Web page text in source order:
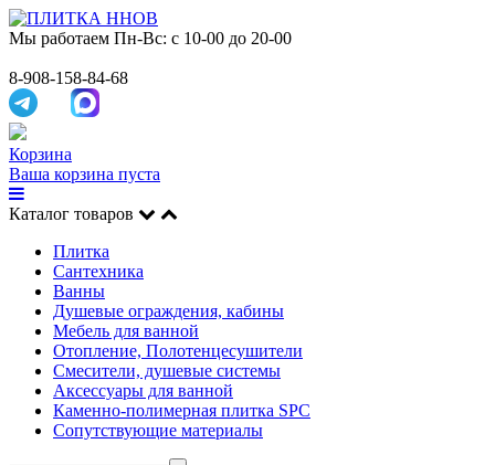
Мы работаем Пн-Вс: с 10-00 до 20-00
8-908-158-84-68
Корзина
Ваша корзина пуста
Каталог товаров
Плитка
Сантехника
Ванны
Душевые ограждения, кабины
Мебель для ванной
Отопление, Полотенцесушители
Смесители, душевые системы
Аксессуары для ванной
Каменно-полимерная плитка SPC
Сопутствующие материалы